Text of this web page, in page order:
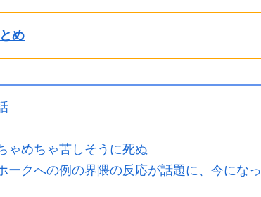
め
ゃめちゃ苦しそうに死ぬ
ークへの例の界隈の反応が話題に、今になっ